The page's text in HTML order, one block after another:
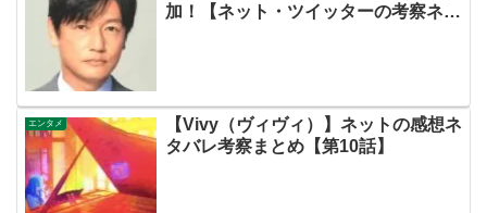
加！【ネット・ツイッターの考察ネタ
エンタメ
【Vivy（ヴィヴィ）】ネットの感想ネ
タバレ考察まとめ【第10話】